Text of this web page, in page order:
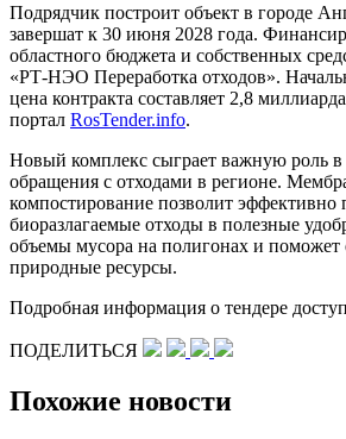
Подрядчик построит объект в городе
завершат к 30 июня 2028 года.
областного бюджета и собственных
«РТ-НЭО Переработка отходов».
цена контракта составляет 2,8
портал RosTender.info.
Новый комплекс сыграет важную роль в
обращения с отходами в регионе.
компостирование позволит эффективно
биоразлагаемые отходы в полезные
объемы мусора на полигонах и поможет
природные ресурсы.
Подробная информация о тендере
ПОДЕЛИТЬСЯ
Похожие новости